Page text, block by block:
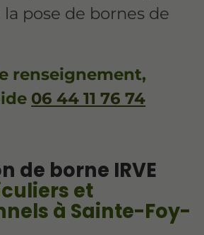
la pose de bornes de
renseignement,
06 44 11 76 74
de borne IRVE
et
à Sainte-Foy-